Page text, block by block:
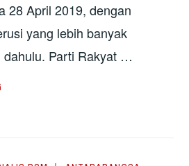
28 April 2019, dengan
yang lebih banyak
dahulu. Parti Rakyat …